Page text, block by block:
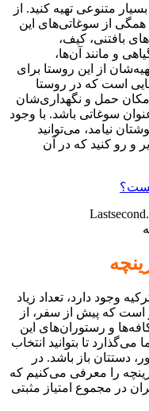
متنوعی تهیه کنید. از
همگی از سوغاتی‌های این
بافتنی، کیف،
و مانند آن‌ها،
از این روستا برای
است که در روستا
حمل و نگهداری‌شان
سوغاتی باشد. با وجود
نیامد، می‌توانید
و رو کنید که در آن
وجود دارد، تعداد زیاد
که پیش از سفر، از
و رستوران‌های این
تا بتوانید انتخاب
دستتان باز باشد. در
را معرفی می‌کنیم که
در مجموع امتیاز مثبتی